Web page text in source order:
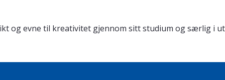
og evne til kreativitet gjennom sitt studium og særlig i